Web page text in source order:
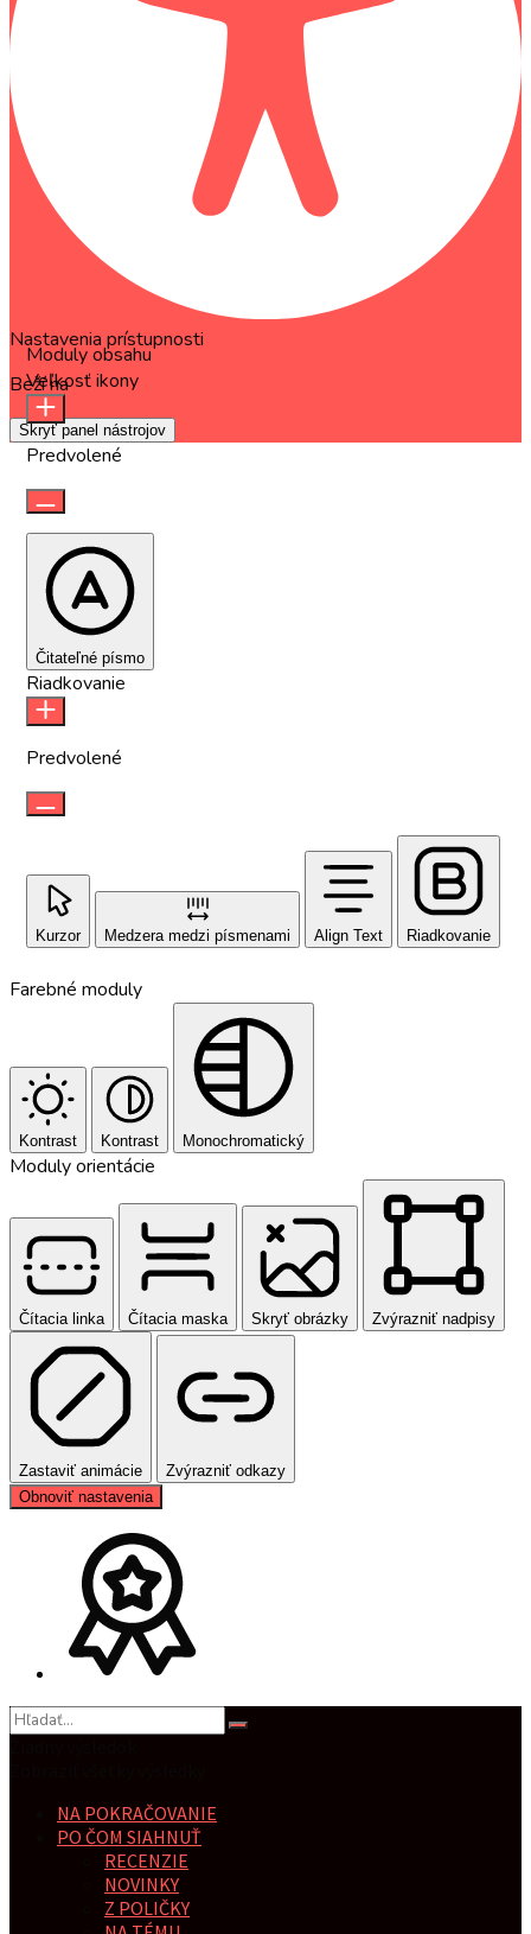
Nastavenia prístupnosti
Beží naOneTap
Skryť panel nástrojov
Moduly obsahu
Veľkosť ikony
Predvolené
Čitateľné písmo
Riadkovanie
Predvolené
Kurzor Medzera medzi písmenami Align Text Riadkovanie
Farebné moduly
Kontrast Kontrast Monochromatický
Moduly orientácie
Čítacia linka Čítacia maska Skryť obrázky Zvýrazniť nadpisy
Zastaviť animácie
Zvýrazniť odkazy
Obnoviť nastavenia
NA POKRAČOVANIE
PO ČOM SIAHNUŤ
RECENZIE
NOVINKY
Z POLIČKY